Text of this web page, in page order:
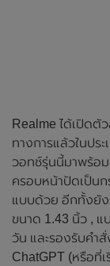
Realme ได้เปิดตั
ทางการแล้วในปร
วอทช์รุ่นนี้มาพร้อ
ครอบหน้าปัดเป็นก
แบบด้วย อีกทั้งยั
ขนาด 1.43 นิ้ว , แ
วัน และรองรับคำ
ChatGPT (หรือที่